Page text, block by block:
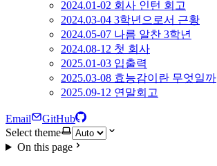
2024.01-02 회사 인턴 회고
2024.03-04 3학년으로서 근황
2024.05-07 나름 알찬 3학년
2024.08-12 첫 회사
2025.01-03 입출력
2025.03-08 효능감이란 무엇일까
2025.09-12 연말회고
Email
GitHub
Select theme
On this page